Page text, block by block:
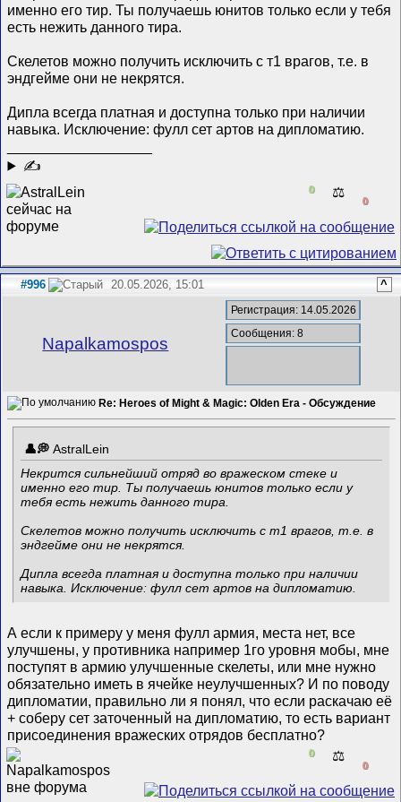
именно его тир. Ты получаешь юнитов только если у тебя
есть нежить данного тира.
Скелетов можно получить исключить с т1 врагов, т.е. в
эндгейме они не некрятся.
Дипла всегда платная и доступна только при наличии
навыка. Исключение: фулл сет артов на дипломатию.
✍
0 ⚖️
0
#996 20.05.2026, 15:01 ^
Napalkamospos
Регистрация: 14.05.2026
Сообщения: 8
Re: Heroes of Might & Magic: Olden Era - Обсуждение
AstralLein
Некрится сильнейший отряд во вражеском стеке и
именно его тир. Ты получаешь юнитов только если у
тебя есть нежить данного тира.
Скелетов можно получить исключить с т1 врагов, т.е. в
эндгейме они не некрятся.
Дипла всегда платная и доступна только при наличии
навыка. Исключение: фулл сет артов на дипломатию.
А если к примеру у меня фулл армия, места нет, все
улучшены, у противника например 1го уровня мобы, мне
поступят в армию улучшенные скелеты, или мне нужно
обязательно иметь в ячейке неулучшенных? И по поводу
дипломатии, правильно ли я понял, что если раскачаю её
+ соберу сет заточенный на дипломатию, то есть вариант
присоединения вражеских отрядов бесплатно?
0 ⚖️
0